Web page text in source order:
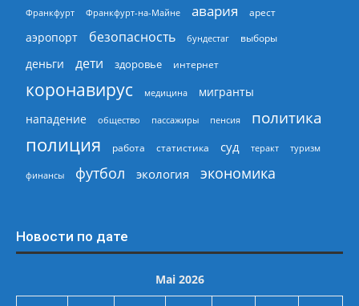
Франкфурт Франкфурт-на-Майне авария арест
аэропорт безопасность бундестаг выборы
деньги дети здоровье интернет
коронавирус медицина
мигранты
нападение
общество пассажиры пенсия политика
полиция работа статистика суд теракт туризм
финансы футбол экология экономика
Новости по дате
Mai 2026